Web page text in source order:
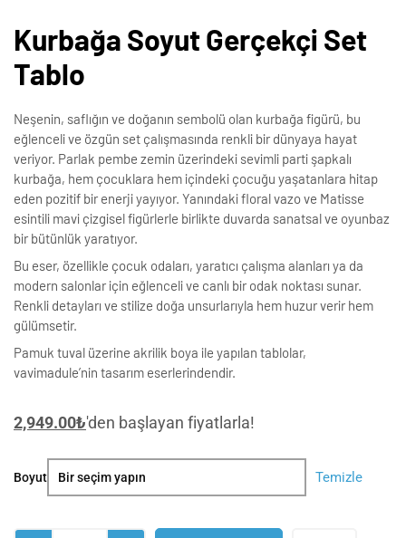
Kurbağa Soyut Gerçekçi Set
Tablo
Neşenin, saflığın ve doğanın sembolü olan kurbağa figürü, bu
eğlenceli ve özgün set çalışmasında renkli bir dünyaya hayat
veriyor. Parlak pembe zemin üzerindeki sevimli parti şapkalı
kurbağa, hem çocuklara hem içindeki çocuğu yaşatanlara hitap
eden pozitif bir enerji yayıyor. Yanındaki floral vazo ve Matisse
esintili mavi çizgisel figürlerle birlikte duvarda sanatsal ve oyunbaz
bir bütünlük yaratıyor.
Bu eser, özellikle çocuk odaları, yaratıcı çalışma alanları ya da
modern salonlar için eğlenceli ve canlı bir odak noktası sunar.
Renkli detayları ve stilize doğa unsurlarıyla hem huzur verir hem
gülümsetir.
Pamuk tuval üzerine akrilik boya ile yapılan tablolar,
vavimadule’nin tasarım eserlerindendir.
2,949.00₺'den başlayan fiyatlarla!
Boyut Temizle
Kurbağa